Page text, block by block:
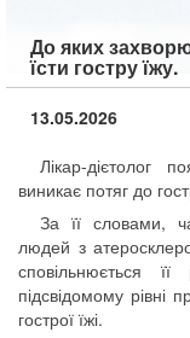
До яких
їсти гостру їжу.
13.05.2026
Лікар-дієтолог
виникає потяг до
За її словами,
людей з
сповільнюється
підсвідомому рівні
гострої їжі.